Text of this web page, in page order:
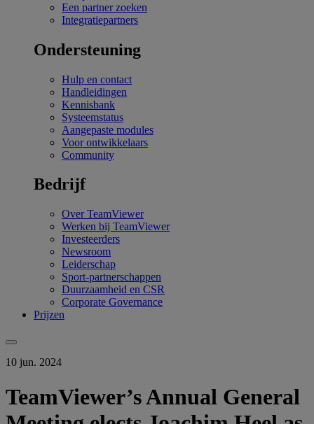
Een partner zoeken
Integratiepartners
Ondersteuning
Hulp en contact
Handleidingen
Kennisbank
Systeemstatus
Aangepaste modules
Voor ontwikkelaars
Community
Bedrijf
Over TeamViewer
Werken bij TeamViewer
Investeerders
Newsroom
Leiderschap
Sport-partnerschappen
Duurzaamheid en CSR
Corporate Governance
Prijzen
10 jun. 2024
TeamViewer’s Annual General